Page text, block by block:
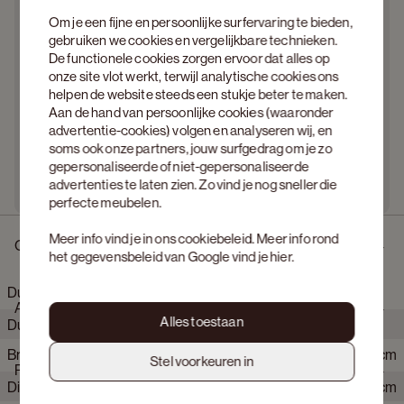
Om je een fijne en persoonlijke surfervaring te bieden,
gebruiken we cookies en vergelijkbare technieken.
De functionele cookies zorgen ervoor dat alles op
onze site vlot werkt, terwijl analytische cookies ons
helpen de website steeds een stukje beter te maken.
Aan de hand van persoonlijke cookies (waaronder
advertentie-cookies) volgen en analyseren wij, en
soms ook onze partners, jouw surfgedrag om je zo
gepersonaliseerde of niet-gepersonaliseerde
advertenties te laten zien. Zo vind je nog sneller die
perfecte meubelen.
Meer info vind je in onscookiebeleid. Meer info rond
het gegevensbeleid van Google vind jehier.
Alles toestaan
Stel voorkeuren in
Omschrijving
Duomo hoekzetel 4,5-zit in Stanza stof Shell
Duomo vertaalt royaal volume naar een gevoel van rust en
ontspanning. Losse kussens en een genereuze zitdiepte
nodigen uit tot wegzakken. De strakke belijning houdt het
silhouet helder en in balans, waardoor het geheel krachtig maar
ingetogen oogt. Het comfort voelt intuïtief en blijft aangenaam,
Afmetingen
Breedte
394 cm
Diepte
188 cm
Product eigenschappen